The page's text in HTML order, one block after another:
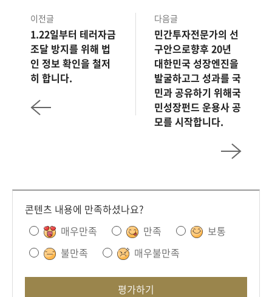
이전글
1.22일부터 테러자금
조달 방지를 위해 법
인 정보 확인을 철저
히 합니다.
다음글
민간투자전문가의 선
구안으로향후 20년
대한민국 성장엔진을
발굴하고그 성과를 국
민과 공유하기 위해국
민성장펀드 운용사 공
모를 시작합니다.
콘텐츠 내용에 만족하셨나요?
매우만족
만족
보통
불만족
매우불만족
평가하기